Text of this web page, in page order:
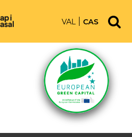
VAL CAS